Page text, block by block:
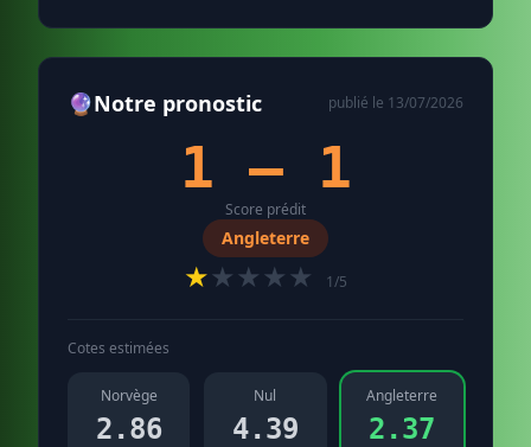
🔮Notre pronostic publié le 13/07/2026
1 – 1
Score prédit
Angleterre
★★★★★ 1/5
Cotes estimées
Norvège
2.86
Nul
4.39
Angleterre
2.37